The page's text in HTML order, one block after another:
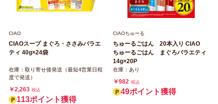
CIAO
CIAOスープ まぐろ・ささみバラエ
ティ 40g×24袋
在庫：取り寄せ後発送（最短4営業日程
度で発送）
￥2,263 税込
113ポイント獲得
CIAOちゅーる
ちゅーるごはん 20本入り CIAO
ちゅーるごはん まぐろバラエティ
14g×20P
在庫：あり
￥982 税込
49ポイント獲得